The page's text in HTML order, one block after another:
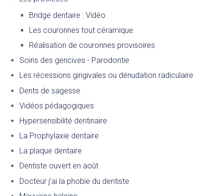
Bridge dentaire : Vidéo
Les couronnes tout céramique
Réalisation de couronnes provisoires
Soins des gencives - Parodontie
Les récessions gingivales ou dénudation radiculaire
Dents de sagesse
Vidéos pédagogiques
Hypersensibilité dentinaire
La Prophylaxie dentaire
La plaque dentaire
Dentiste ouvert en août
Docteur j’ai la phobie du dentiste